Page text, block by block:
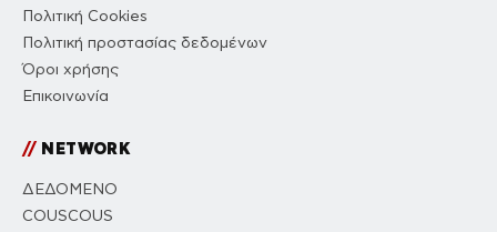
Πολιτική Cookies
Πολιτική προστασίας δεδομένων
Όροι χρήσης
Επικοινωνία
//NETWORK
ΔΕΔΟΜΕΝΟ
COUSCOUS